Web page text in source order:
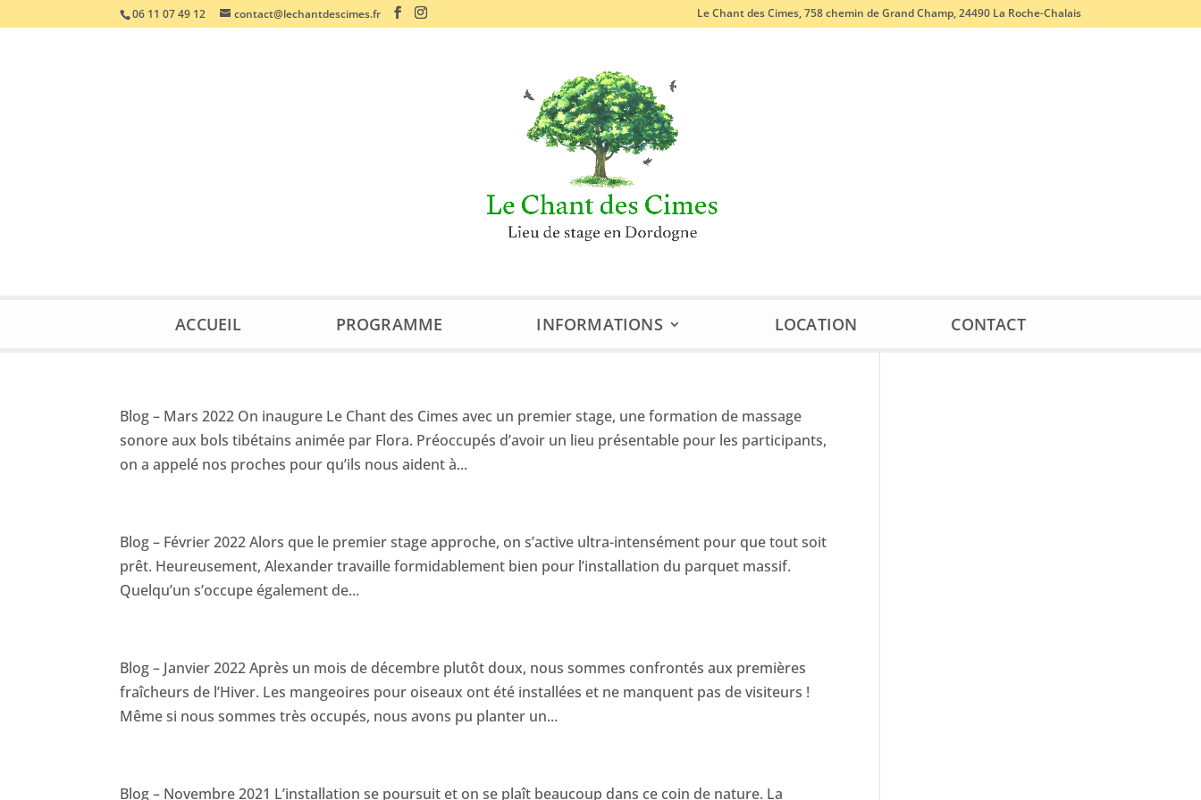
06 11 07 49 12 contact@lechantdescimes.fr Le Chant des Cimes, 758 chemin de Grand Champ, 24490 La Roche-Chalais
ACCUEIL PROGRAMME INFORMATIONS LOCATION CONTACT
Blog – Mars 2022 On inaugure Le Chant des Cimes avec un premier stage, une formation de massage
sonore aux bols tibétains animée par Flora. Préoccupés d’avoir un lieu présentable pour les participants,
on a appelé nos proches pour qu’ils nous aident à...
Blog – Février 2022 Alors que le premier stage approche, on s’active ultra-intensément pour que tout soit
prêt. Heureusement, Alexander travaille formidablement bien pour l’installation du parquet massif.
Quelqu’un s’occupe également de...
Blog – Janvier 2022 Après un mois de décembre plutôt doux, nous sommes confrontés aux premières
fraîcheurs de l’Hiver. Les mangeoires pour oiseaux ont été installées et ne manquent pas de visiteurs !
Même si nous sommes très occupés, nous avons pu planter un...
Blog – Novembre 2021 L’installation se poursuit et on se plaît beaucoup dans ce coin de nature. La